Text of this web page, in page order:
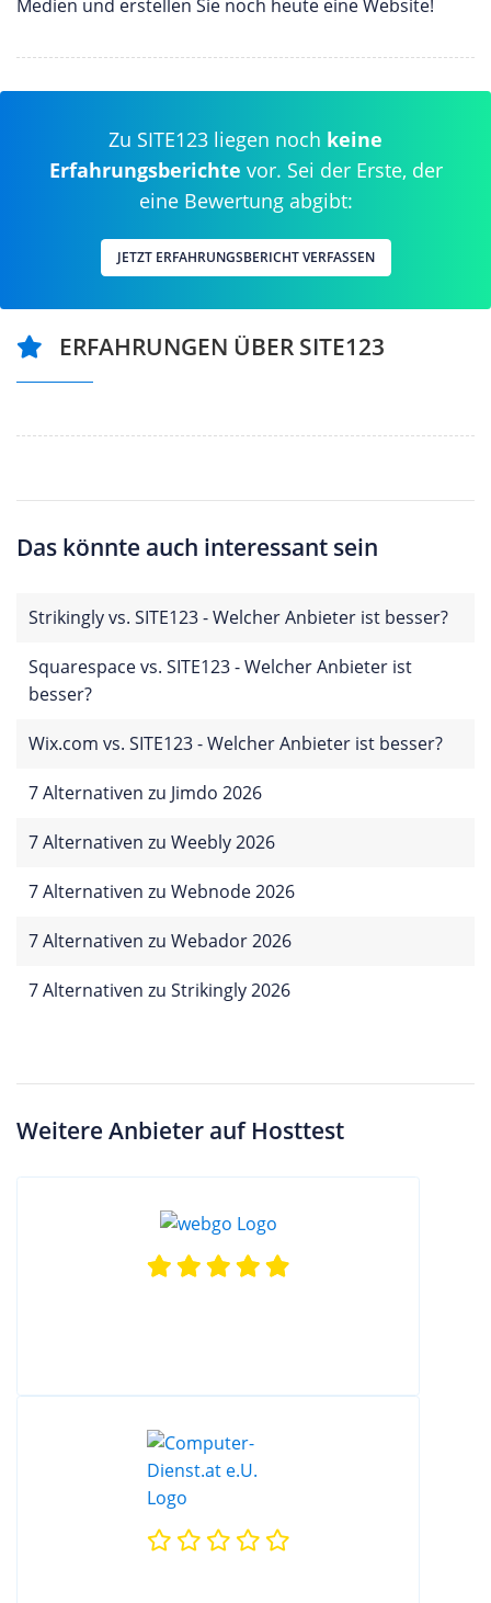
Medien und erstellen Sie noch heute eine Website!
Zu SITE123 liegen noch keine
Erfahrungsberichte vor. Sei der Erste, der
eine Bewertung abgibt:
JETZT ERFAHRUNGSBERICHT VERFASSEN
ERFAHRUNGEN ÜBER SITE123
Das könnte auch interessant sein
Strikingly vs. SITE123 - Welcher Anbieter ist besser?
Squarespace vs. SITE123 - Welcher Anbieter ist
besser?
Wix.com vs. SITE123 - Welcher Anbieter ist besser?
7 Alternativen zu Jimdo 2026
7 Alternativen zu Weebly 2026
7 Alternativen zu Webnode 2026
7 Alternativen zu Webador 2026
7 Alternativen zu Strikingly 2026
Weitere Anbieter auf Hosttest